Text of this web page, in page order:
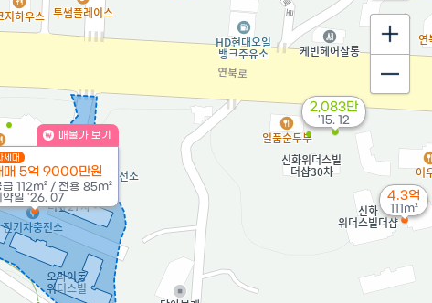
매물가 보기
다세대
매 5억 9000만원
급 112m² / 전용 85m²
약일 '26. 07
4.3억
111m²
2,083만
'15. 12